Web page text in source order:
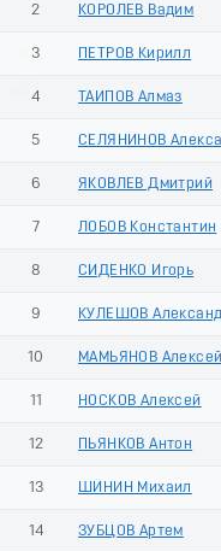
2 КОРОЛЕВ Вадим
3 ПЕТРОВ Кирилл
4 ТАИПОВ Алмаз
5 СЕЛЯНИНОВ
6 ЯКОВЛЕВ Дмитрий
7 ЛОБОВ Константин
8 СИДЕНКО Игорь
9 КУЛЕШОВ
10 МАМЬЯНОВ Алексей
11 НОСКОВ Алексей
12 ПЬЯНКОВ Антон
13 ШИНИН Михаил
14 ЗУБЦОВ Артем